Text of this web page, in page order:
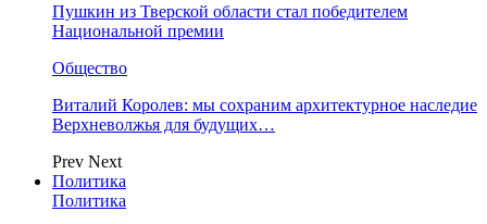
Пушкин из Тверской области стал победителем
Национальной премии
Общество
Виталий Королев: мы сохраним архитектурное наследие
Верхневолжья для будущих…
Prev Next
Политика
Политика